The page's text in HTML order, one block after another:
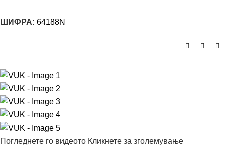
ШИФРА: 64188N
Погледнете го видеото Кликнете за зголемување